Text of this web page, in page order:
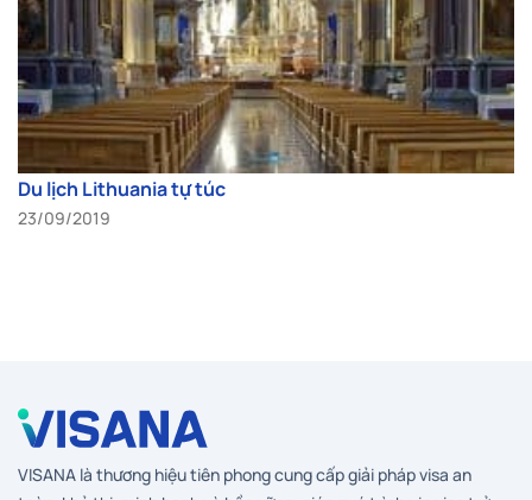
Du lịch Lithuania tự túc
23/09/2019
VISANA là thương hiệu tiên phong cung cấp giải pháp visa an